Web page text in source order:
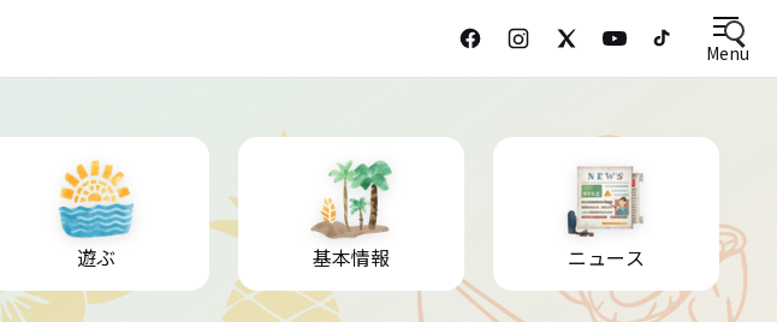
Menu
遊ぶ 基本情報 ニュース